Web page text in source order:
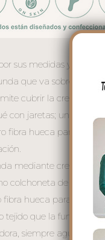
sus medidas y forma
que va sobre el
cubrir la cremallera
con jaretas; un piqué
fibra hueca para
mediante
colchoneta de capazo.
hueca para mayor
tejido que la funda. La
siempre agua fría,